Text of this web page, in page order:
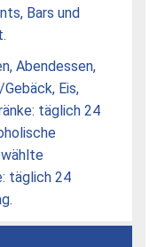
Bars und
Abendessen,
Eis,
täglich 24
täglich 24